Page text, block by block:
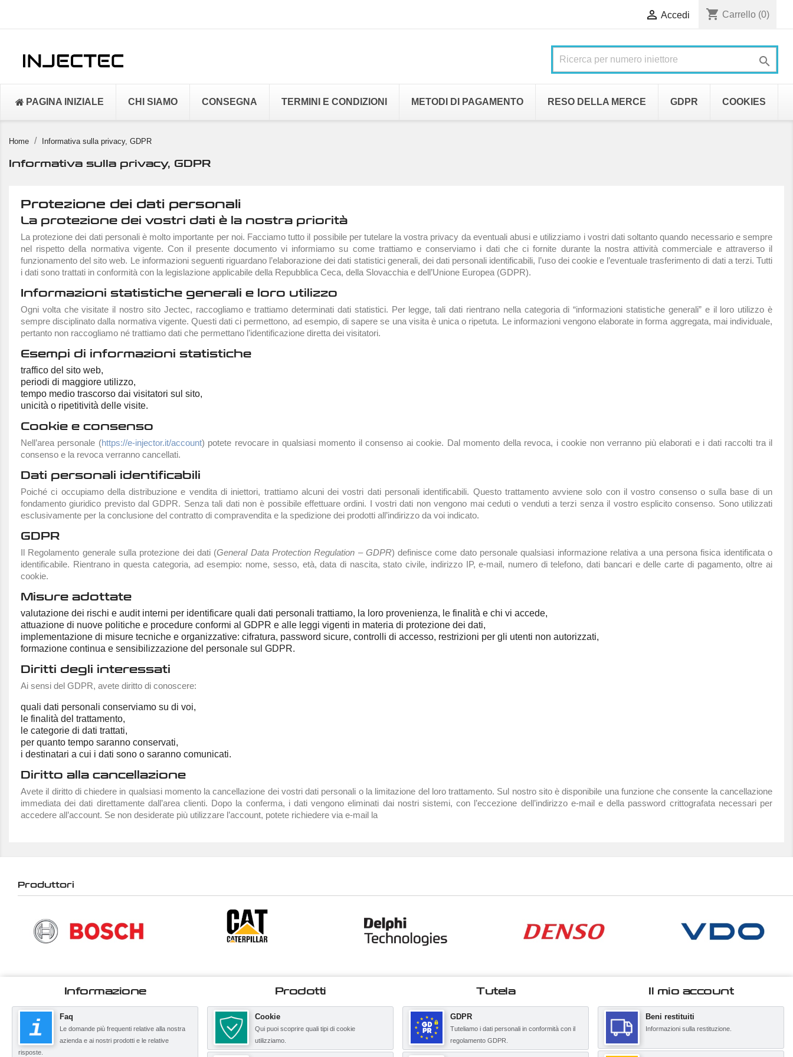
 Accedi shopping_cart Carrello (0)

PAGINA INIZIALE CHI SIAMO CONSEGNA TERMINI E CONDIZIONI METODI DI PAGAMENTO RESO DELLA MERCE GDPR COOKIES
Home Informativa sulla privacy, GDPR
Informativa sulla privacy, GDPR
Protezione dei dati personali
La protezione dei vostri dati è la nostra priorità
La protezione dei dati personali è molto importante per noi. Facciamo tutto il possibile per tutelare la vostra privacy da eventuali abusi e utilizziamo i vostri dati soltanto quando necessario e sempre
nel rispetto della normativa vigente. Con il presente documento vi informiamo su come trattiamo e conserviamo i dati che ci fornite durante la nostra attività commerciale e attraverso il
funzionamento del sito web. Le informazioni seguenti riguardano l’elaborazione dei dati statistici generali, dei dati personali identificabili, l’uso dei cookie e l’eventuale trasferimento di dati a terzi. Tutti
i dati sono trattati in conformità con la legislazione applicabile della Repubblica Ceca, della Slovacchia e dell’Unione Europea (GDPR).
Informazioni statistiche generali e loro utilizzo
Ogni volta che visitate il nostro sito Jectec, raccogliamo e trattiamo determinati dati statistici. Per legge, tali dati rientrano nella categoria di “informazioni statistiche generali” e il loro utilizzo è
sempre disciplinato dalla normativa vigente. Questi dati ci permettono, ad esempio, di sapere se una visita è unica o ripetuta. Le informazioni vengono elaborate in forma aggregata, mai individuale,
pertanto non raccogliamo né trattiamo dati che permettano l’identificazione diretta dei visitatori.
Esempi di informazioni statistiche
traffico del sito web,
periodi di maggiore utilizzo,
tempo medio trascorso dai visitatori sul sito,
unicità o ripetitività delle visite.
Cookie e consenso
Nell’area personale (https://e-injector.it/account) potete revocare in qualsiasi momento il consenso ai cookie. Dal momento della revoca, i cookie non verranno più elaborati e i dati raccolti tra il
consenso e la revoca verranno cancellati.
Dati personali identificabili
Poiché ci occupiamo della distribuzione e vendita di iniettori, trattiamo alcuni dei vostri dati personali identificabili. Questo trattamento avviene solo con il vostro consenso o sulla base di un
fondamento giuridico previsto dal GDPR. Senza tali dati non è possibile effettuare ordini. I vostri dati non vengono mai ceduti o venduti a terzi senza il vostro esplicito consenso. Sono utilizzati
esclusivamente per la conclusione del contratto di compravendita e la spedizione dei prodotti all’indirizzo da voi indicato.
GDPR
Il Regolamento generale sulla protezione dei dati (General Data Protection Regulation – GDPR) definisce come dato personale qualsiasi informazione relativa a una persona fisica identificata o
identificabile. Rientrano in questa categoria, ad esempio: nome, sesso, età, data di nascita, stato civile, indirizzo IP, e-mail, numero di telefono, dati bancari e delle carte di pagamento, oltre ai
cookie.
Misure adottate
valutazione dei rischi e audit interni per identificare quali dati personali trattiamo, la loro provenienza, le finalità e chi vi accede,
attuazione di nuove politiche e procedure conformi al GDPR e alle leggi vigenti in materia di protezione dei dati,
implementazione di misure tecniche e organizzative: cifratura, password sicure, controlli di accesso, restrizioni per gli utenti non autorizzati,
formazione continua e sensibilizzazione del personale sul GDPR.
Diritti degli interessati
Ai sensi del GDPR, avete diritto di conoscere:
quali dati personali conserviamo su di voi,
le finalità del trattamento,
le categorie di dati trattati,
per quanto tempo saranno conservati,
i destinatari a cui i dati sono o saranno comunicati.
Diritto alla cancellazione
Avete il diritto di chiedere in qualsiasi momento la cancellazione dei vostri dati personali o la limitazione del loro trattamento. Sul nostro sito è disponibile una funzione che consente la cancellazione
immediata dei dati direttamente dall’area clienti. Dopo la conferma, i dati vengono eliminati dai nostri sistemi, con l’eccezione dell’indirizzo e-mail e della password crittografata necessari per
accedere all’account. Se non desiderate più utilizzare l’account, potete richiedere via e-mail la
Produttori
Informazione
Faq
Le domande più frequenti relative alla nostra
azienda e ai nostri prodotti e le relative
risposte.
Prodotti
Cookie
Qui puoi scoprire quali tipi di cookie
utilizziamo.
Tutela
GDPR
Tuteliamo i dati personali in conformità con il
regolamento GDPR.
Il mio account
Beni restituiti
Informazioni sulla restituzione.